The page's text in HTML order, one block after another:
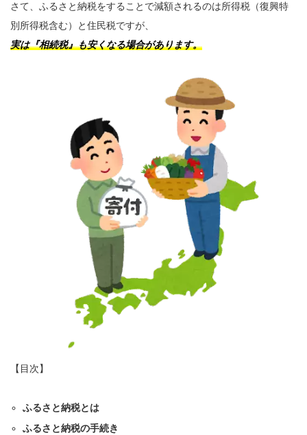
さて、ふるさと納税をすることで減額されるのは所得税（復興特
別所得税含む）と住民税ですが、
実は『相続税』も安くなる場合があります。
【目次】
ふるさと納税とは
ふるさと納税の手続き